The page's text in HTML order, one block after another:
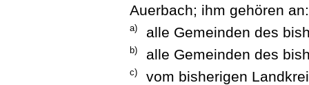
Auerbach; ihm gehören an:
a) alle Gemeinden des
b) alle Gemeinden des
c)
vom bisherigen